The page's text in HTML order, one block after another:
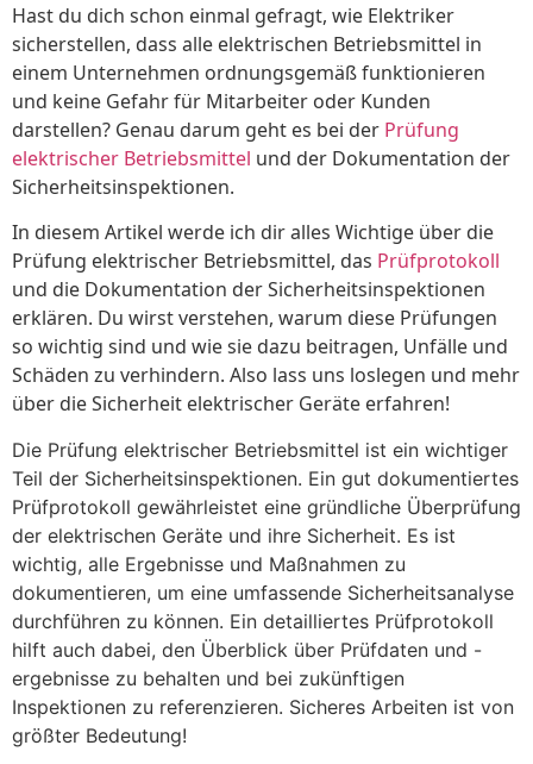
Hast du dich schon einmal gefragt, wie Elektriker
sicherstellen, dass alle elektrischen Betriebsmittel in
einem Unternehmen ordnungsgemäß funktionieren
und keine Gefahr für Mitarbeiter oder Kunden
darstellen? Genau darum geht es bei der Prüfung
elektrischer Betriebsmittel und der Dokumentation der
Sicherheitsinspektionen.
In diesem Artikel werde ich dir alles Wichtige über die
Prüfung elektrischer Betriebsmittel, das Prüfprotokoll
und die Dokumentation der Sicherheitsinspektionen
erklären. Du wirst verstehen, warum diese Prüfungen
so wichtig sind und wie sie dazu beitragen, Unfälle und
Schäden zu verhindern. Also lass uns loslegen und mehr
über die Sicherheit elektrischer Geräte erfahren!
Die Prüfung elektrischer Betriebsmittel ist ein wichtiger
Teil der Sicherheitsinspektionen. Ein gut dokumentiertes
Prüfprotokoll gewährleistet eine gründliche Überprüfung
der elektrischen Geräte und ihre Sicherheit. Es ist
wichtig, alle Ergebnisse und Maßnahmen zu
dokumentieren, um eine umfassende Sicherheitsanalyse
durchführen zu können. Ein detailliertes Prüfprotokoll
hilft auch dabei, den Überblick über Prüfdaten und -
ergebnisse zu behalten und bei zukünftigen
Inspektionen zu referenzieren. Sicheres Arbeiten ist von
größter Bedeutung!